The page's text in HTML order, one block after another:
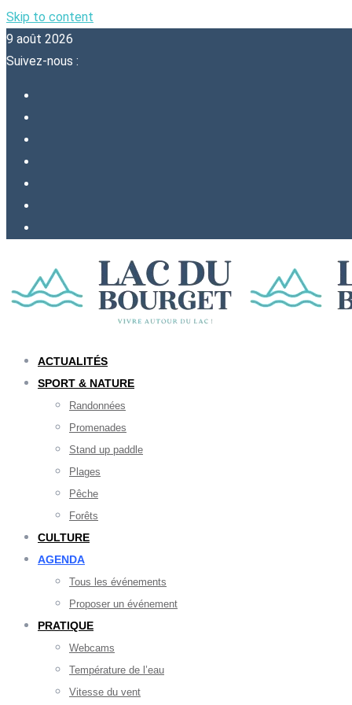
Skip to content
9 août 2026
Suivez-nous :
ACTUALITÉS
SPORT & NATURE
Randonnées
Promenades
Stand up paddle
Plages
Pêche
Forêts
CULTURE
AGENDA
Tous les événements
Proposer un événement
PRATIQUE
Webcams
Température de l’eau
Vitesse du vent